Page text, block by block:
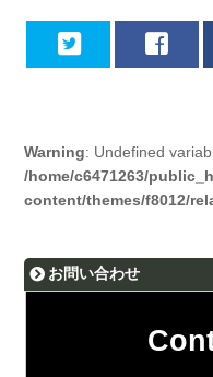
Warning: Undefined
/home/c6471263/
content/themes/f8012/
お問い合わせ